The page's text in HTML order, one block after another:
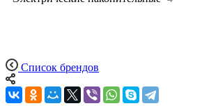
Список брендов